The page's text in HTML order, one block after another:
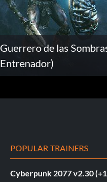
Guerrero de las
Entrenador)
POPULAR TRAINERS
Cyberpunk 2077 v2.30